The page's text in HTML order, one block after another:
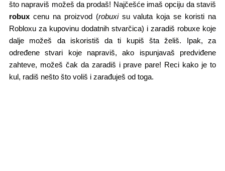
što napraviš možeš da prodaš! Najčešće imaš opciju da staviš
robuxcenu na proizvod (robuxi su valuta koja se koristi na
Robloxu za kupovinu dodatnih stvarčica) i zaradiš robuxe koje
dalje možeš da iskoristiš da ti kupiš šta želiš. Ipak, za
određene stvari koje napraviš, ako ispunjavaš predviđene
zahteve, možeš čak da zaradiš i prave pare! Reci kako je to
kul, radiš nešto što voliš i zarađuješ od toga.